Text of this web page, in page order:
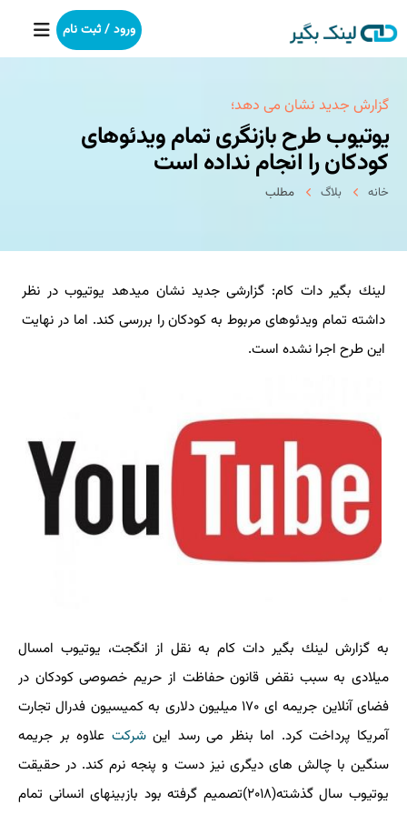
خانه
بکلینک
رپورتاژآگهی
خدمات ما
درباره ما
آموزش
ورود / ثبت نام
گزارش جدید نشان می دهد؛
یوتیوب طرح بازنگری تمام ویدئوهای
كودكان را انجام نداده است
خانه بلاگ مطلب
لینك بگیر دات كام: گزارشی جدید نشان میدهد یوتیوب در نظر
داشته تمام ویدئوهای مربوط به كودكان را بررسی كند. اما در نهایت
این طرح اجرا نشده است.
به گزارش لینك بگیر دات كام به نقل از انگجت، یوتیوب امسال
میلادی به سبب نقض قانون حفاظت از حریم خصوصی كودكان در
فضای آنلاین جریمه ای ۱۷۰ میلیون دلاری به كمیسیون فدرال تجارت
آمریكا پرداخت كرد. اما بنظر می رسد اینشركت علاوه بر جریمه
سنگین با چالش های دیگری نیز دست و پنجه نرم كند. در حقیقت
یوتیوب سال گذشته(۲۰۱۸)تصمیم گرفته بود بازبینهای انسانی تمام